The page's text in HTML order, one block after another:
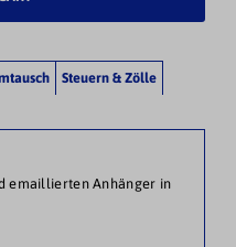
Steuern & Zölle
emaillierten Anhänger in